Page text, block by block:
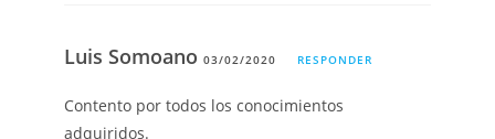
Luis Somoano03/02/2020 RESPONDER
Contento por todos los conocimientos
adquiridos.